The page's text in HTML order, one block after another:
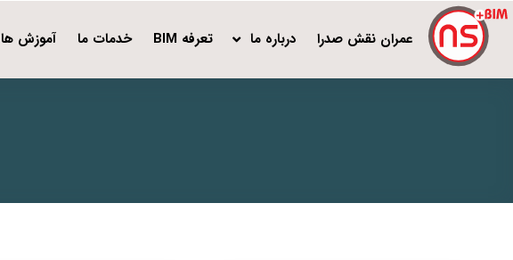
عمران نقش صدرا درباره ما تعرفه BIM خدمات ما آموزش ها